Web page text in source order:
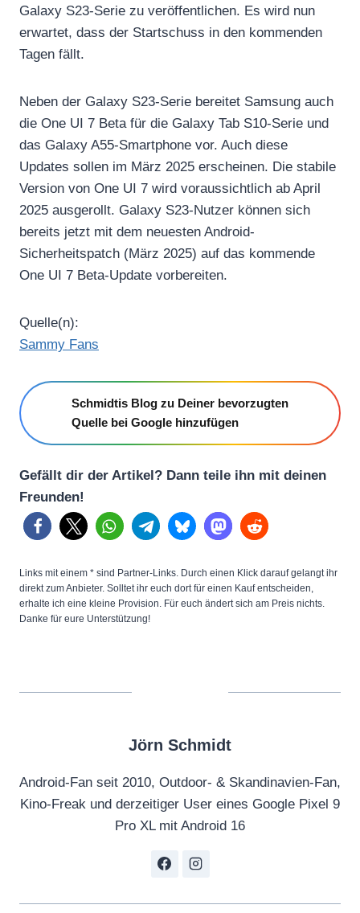
Galaxy S23-Serie zu veröffentlichen. Es wird nun
erwartet, dass der Startschuss in den kommenden
Tagen fällt.
Neben der Galaxy S23-Serie bereitet Samsung auch
die One UI 7 Beta für die Galaxy Tab S10-Serie und
das Galaxy A55-Smartphone vor. Auch diese
Updates sollen im März 2025 erscheinen. Die stabile
Version von One UI 7 wird voraussichtlich ab April
2025 ausgerollt. Galaxy S23-Nutzer können sich
bereits jetzt mit dem neuesten Android-
Sicherheitspatch (März 2025) auf das kommende
One UI 7 Beta-Update vorbereiten.
Quelle(n):
Sammy Fans
Schmidtis Blog zu Deiner bevorzugten
Quelle bei Google hinzufügen
Gefällt dir der Artikel? Dann teile ihn mit deinen
Freunden!
Links mit einem * sind Partner-Links. Durch einen Klick darauf gelangt ihr
direkt zum Anbieter. Solltet ihr euch dort für einen Kauf entscheiden,
erhalte ich eine kleine Provision. Für euch ändert sich am Preis nichts.
Danke für eure Unterstützung!
Jörn Schmidt
Android-Fan seit 2010, Outdoor- & Skandinavien-Fan,
Kino-Freak und derzeitiger User eines Google Pixel 9
Pro XL mit Android 16